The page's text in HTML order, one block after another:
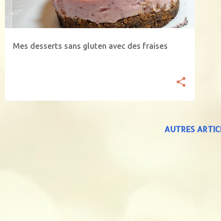
Mes desserts sans gluten avec des fraises
AUTRES